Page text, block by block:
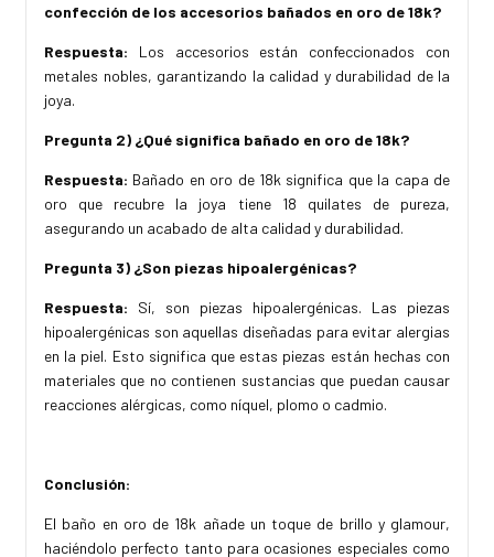
confección de los accesorios bañados en oro de 18k?
Respuesta: Los accesorios están confeccionados con
metales nobles, garantizando la calidad y durabilidad de la
joya.
Pregunta 2) ¿Qué significa bañado en oro de 18k?
Respuesta: Bañado en oro de 18k significa que la capa de
oro que recubre la joya tiene 18 quilates de pureza,
asegurando un acabado de alta calidad y durabilidad.
Pregunta 3) ¿Son piezas hipoalergénicas?
Respuesta: Sí, son piezas hipoalergénicas. Las piezas
hipoalergénicas son aquellas diseñadas para evitar alergias
en la piel. Esto significa que estas piezas están hechas con
materiales que no contienen sustancias que puedan causar
reacciones alérgicas, como níquel, plomo o cadmio.
Conclusión:
El baño en oro de 18k añade un toque de brillo y glamour,
haciéndolo perfecto tanto para ocasiones especiales como